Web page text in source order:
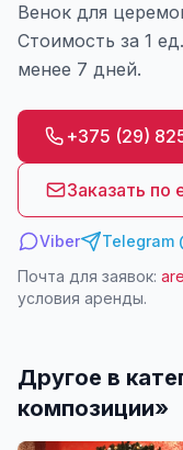
Венок для
Стоимость за 1
менее 7 дней.
+375 (29)
Заказать по
Viber
Telegram
Почта для заявок:
условия аренды.
Другое в
композиции»